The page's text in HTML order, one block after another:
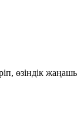
өзіндік